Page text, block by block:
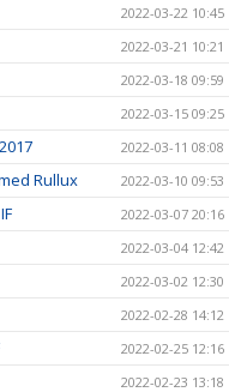
2022-03-22 10:45
2022-03-21 10:21
2022-03-18 09:59
2022-03-15 09:25
2022-03-11 08:08
Rullux 2022-03-10 09:53
2022-03-07 20:16
2022-03-04 12:42
2022-03-02 12:30
2022-02-28 14:12
2022-02-25 12:16
2022-02-23 13:18